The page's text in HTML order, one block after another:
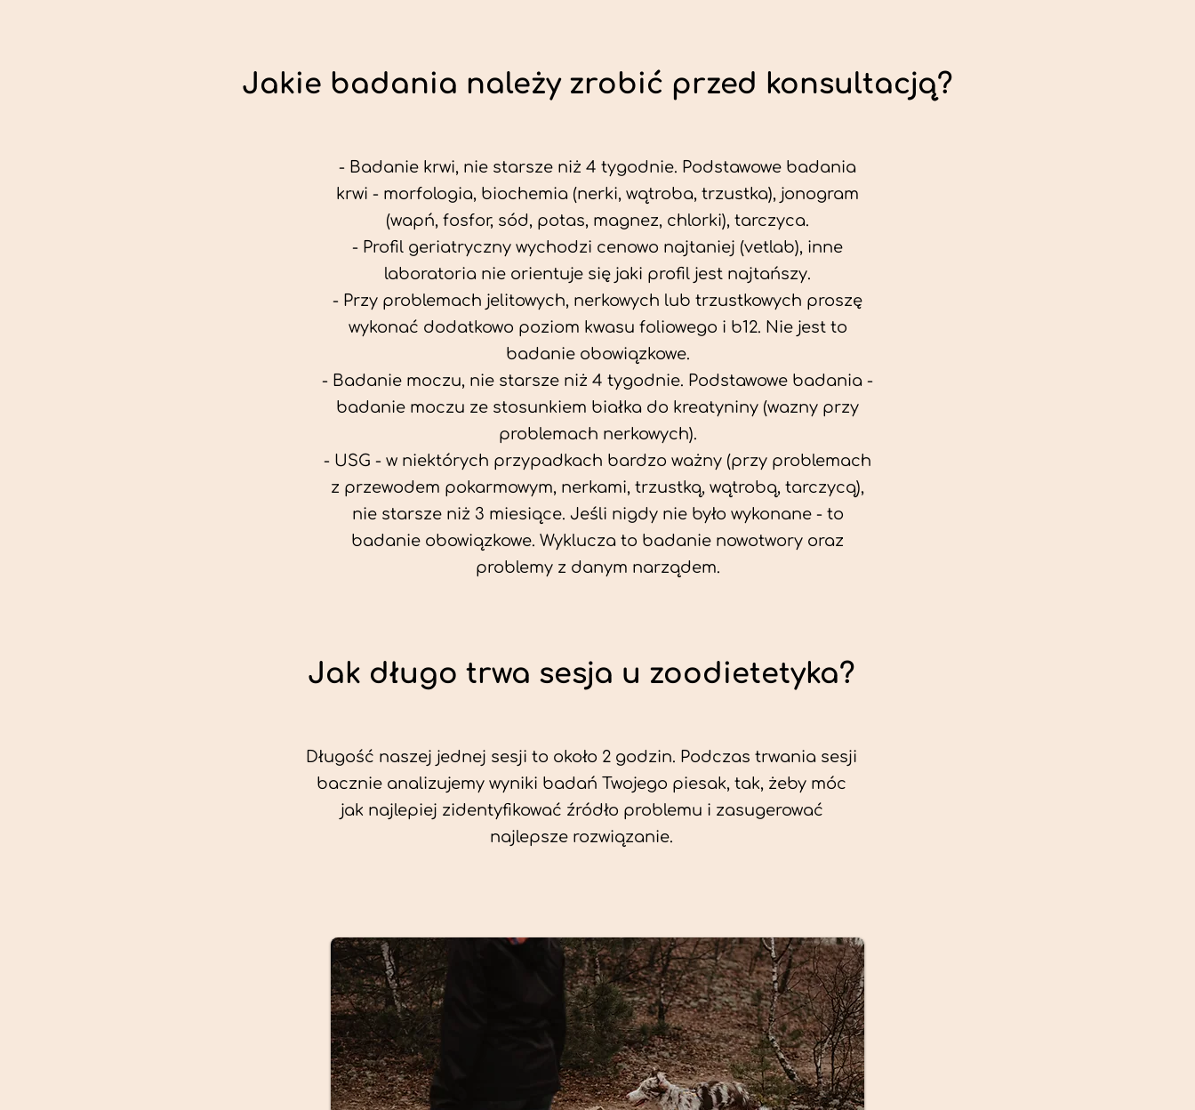
Jakie badania należy zrobić przed konsultacją?
- Badanie krwi, nie starsze niż 4 tygodnie. Podstawowe badania
krwi - morfologia, biochemia (nerki, wątroba, trzustka), jonogram
(wapń, fosfor, sód, potas, magnez, chlorki), tarczyca.
- Profil geriatryczny wychodzi cenowo najtaniej (vetlab), inne
laboratoria nie orientuje się jaki profil jest najtańszy.
- Przy problemach jelitowych, nerkowych lub trzustkowych proszę
wykonać dodatkowo poziom kwasu foliowego i b12. Nie jest to
badanie obowiązkowe.
- Badanie moczu, nie starsze niż 4 tygodnie. Podstawowe badania -
badanie moczu ze stosunkiem białka do kreatyniny (wazny przy
problemach nerkowych).
- USG - w niektórych przypadkach bardzo ważny (przy problemach
z przewodem pokarmowym, nerkami, trzustką, wątrobą, tarczycą),
nie starsze niż 3 miesiące. Jeśli nigdy nie było wykonane - to
badanie obowiązkowe. Wyklucza to badanie nowotwory oraz
problemy z danym narządem.
Jak długo trwa sesja u zoodietetyka?
Długość naszej jednej sesji to około 2 godzin. Podczas trwania sesji
bacznie analizujemy wyniki badań Twojego piesak, tak, żeby móc
jak najlepiej zidentyfikować źródło problemu i zasugerować
najlepsze rozwiązanie.